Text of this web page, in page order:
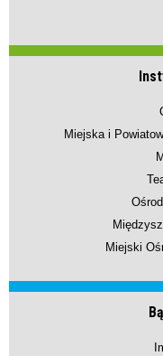
Miejska i
Miejski